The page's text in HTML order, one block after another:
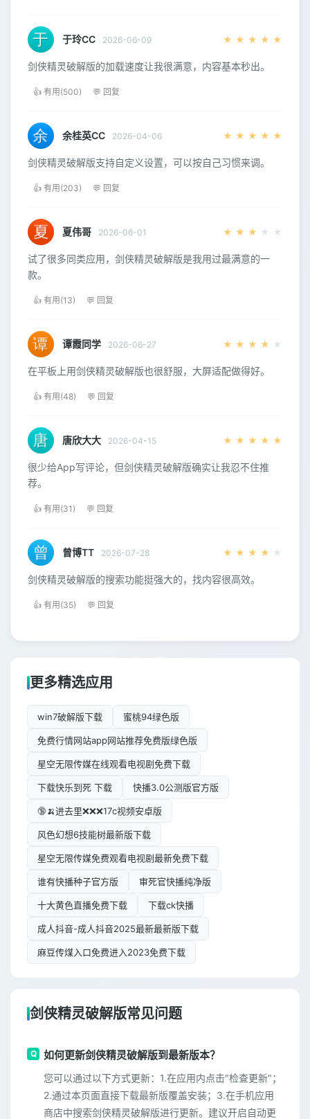
于玲CC 2026-06-09 ★ ★ ★ ★ ★
剑侠精灵破解版的加载速度让我很满意，内容基本秒出。
👍 有用(500) 💬 回复
余桂英CC 2026-04-06 ★ ★ ★ ★ ★
剑侠精灵破解版支持自定义设置，可以按自己习惯来调。
👍 有用(203) 💬 回复
夏伟哥 2026-06-01 ★ ★ ★ ★ ★
试了很多同类应用，剑侠精灵破解版是我用过最满意的一
款。
👍 有用(13) 💬 回复
谭霞同学 2026-06-27 ★ ★ ★ ★ ★
在平板上用剑侠精灵破解版也很舒服，大屏适配做得好。
👍 有用(48) 💬 回复
唐欣大大 2026-04-15 ★ ★ ★ ★ ★
很少给App写评论，但剑侠精灵破解版确实让我忍不住推
荐。
👍 有用(31) 💬 回复
曾博TT 2026-07-28 ★ ★ ★ ★ ★
剑侠精灵破解版的搜索功能挺强大的，找内容很高效。
👍 有用(35) 💬 回复
更多精选应用
win7破解版下载 蜜桃94绿色版
免费行情网站app网站推荐免费版绿色版
星空无限传媒在线观看电视剧免费下载
下载快乐到死 下载 快播3.0公测版官方版
🔞🍌进去里❌❌❌17c视频安卓版
风色幻想6技能树最新版下载
星空无限传媒免费观看电视剧最新免费下载
谁有快播种子官方版 审死官快播纯净版
十大黄色直播免费下载 下载ck快播
成人抖音-成人抖音2025最新最新版下载
麻豆传煤入口免费进入2023免费下载
剑侠精灵破解版常见问题
如何更新剑侠精灵破解版到最新版本？
您可以通过以下方式更新：1.在应用内点击"检查更新"；
2.通过本页面直接下载最新版覆盖安装；3.在手机应用
商店中搜索剑侠精灵破解版进行更新。建议开启自动更